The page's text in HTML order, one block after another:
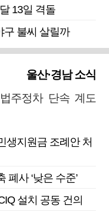
13일 격돌
구 불씨 살릴까
울산·경남 소식
주정차 단속 계도
생지원금 조례안 처
폐사 ‘낮은 수준’
설치 공동 건의